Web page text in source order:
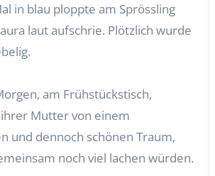
in blau ploppte am Sprössling
laut aufschrie. Plötzlich wurde
am Frühstückstisch,
Mutter von einem
und dennoch schönen Traum,
noch viel lachen würden.